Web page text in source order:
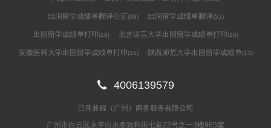
出国留学成绩单翻译公证(98) 出国留学成绩单翻译(51)
出国留学成绩单打印(19) 北京语言大学出国留学成绩单打印(16)
安徽医科大学出国留学成绩单打印(16) 陕西师范大学出国留学成绩单(13)
 4006139579
日月兼程（广州）商务服务有限公司
广州市白云区永平街永泰致和街七巷22号之一3楼965室